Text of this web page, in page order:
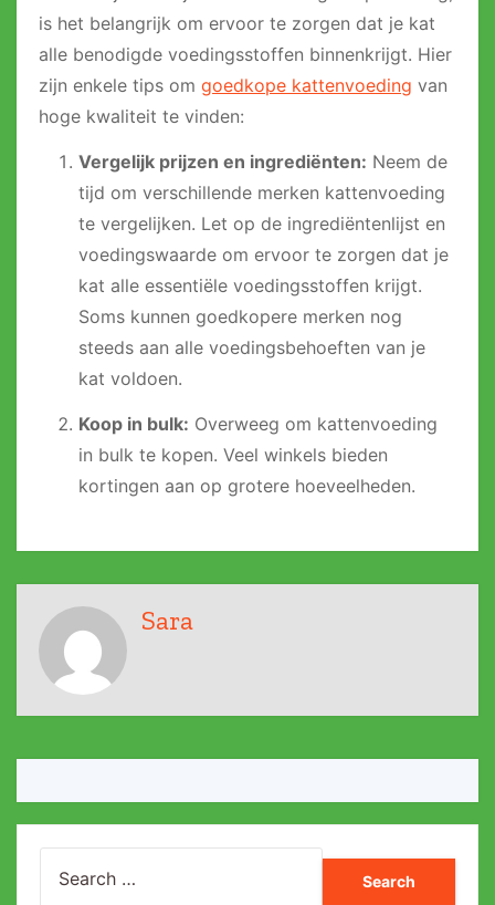
is het belangrijk om ervoor te zorgen dat je kat
alle benodigde voedingsstoffen binnenkrijgt. Hier
zijn enkele tips om goedkope kattenvoeding van
hoge kwaliteit te vinden:
Vergelijk prijzen en ingrediënten: Neem de
tijd om verschillende merken kattenvoeding
te vergelijken. Let op de ingrediëntenlijst en
voedingswaarde om ervoor te zorgen dat je
kat alle essentiële voedingsstoffen krijgt.
Soms kunnen goedkopere merken nog
steeds aan alle voedingsbehoeften van je
kat voldoen.
Koop in bulk: Overweeg om kattenvoeding
in bulk te kopen. Veel winkels bieden
kortingen aan op grotere hoeveelheden.
Sara
for: